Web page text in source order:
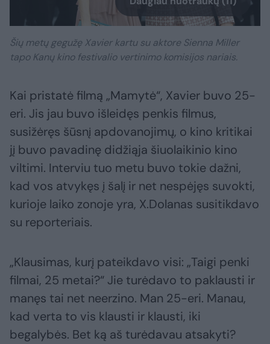
Šių metų gegužę Xavier kartu su aktore Sienna Miller
tapo Kanų kino festivalio vertinimo komisijos nariais.
Kai pristatė filmą „Mamytė“, Xavier buvo 25-
eri. Jis jau buvo išleidęs penkis filmus,
susižėręs šūsnį apdovanojimų, o kino kritikai
jį buvo pavadinę didžiąja šiuolaikinio kino
viltimi. Interviu tuo metu buvo tokie dažni,
kad vos atvykęs į šalį ir net nespėjęs suvokti,
kurioje laiko zonoje yra, X.Dolanas susitikdavo
su reporteriais.
„Klausimas, kurį pateikdavo visi: „Taigi penki
filmai, 25 metai?“ Jie turėdavo to paklausti ir
manęs tai net neerzino. Man 25-eri. Manau,
kad verta to vis klausti ir klausti, iki
begalybės. Bet ką aš turėdavau atsakyti?